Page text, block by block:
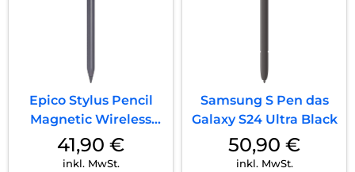
Epico Stylus Pencil
Magnetic Wireless
Charging Grau
41,90 €
inkl. MwSt.
Samsung S Pen das
Galaxy S24 Ultra Black
50,90 €
inkl. MwSt.